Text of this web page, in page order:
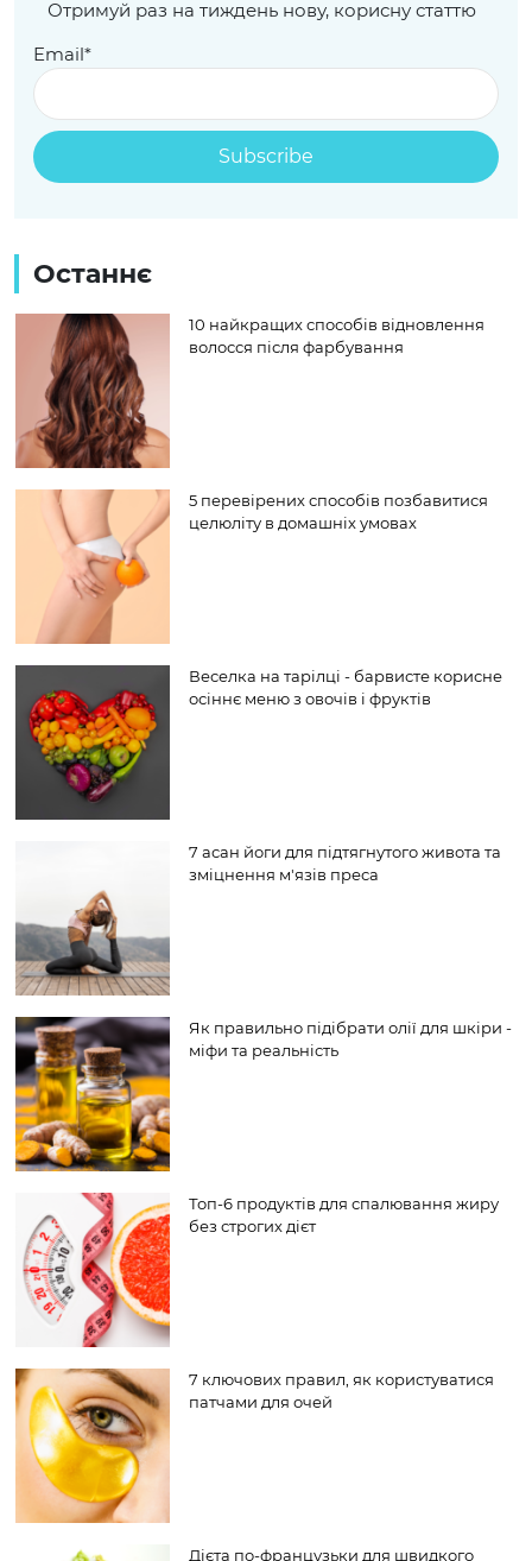
Отримуй раз на тиждень нову, корисну статтю
Email*
Останнє
10 найкращих способів відновлення
волосся після фарбування
5 перевірених способів позбавитися
целюліту в домашніх умовах
Веселка на тарілці - барвисте корисне
осіннє меню з овочів і фруктів
7 асан йоги для підтягнутого живота та
зміцнення м'язів преса
Як правильно підібрати олії для шкіри -
міфи та реальність
Топ-6 продуктів для спалювання жиру
без строгих дієт
7 ключових правил, як користуватися
патчами для очей
Дієта по-французьки для швидкого